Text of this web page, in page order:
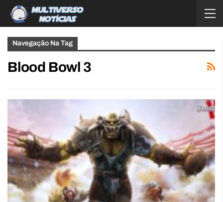
Navegação Na Tag
Blood Bowl 3